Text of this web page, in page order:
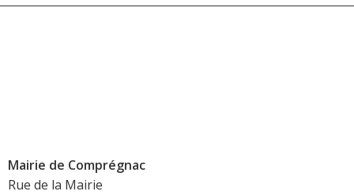
Mairie de Comprégnac
Rue de la Mairie